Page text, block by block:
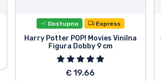
Dostupno Express
Harry Potter POP! Movies Vinilna
Figura Dobby 9 cm
€ 19.66